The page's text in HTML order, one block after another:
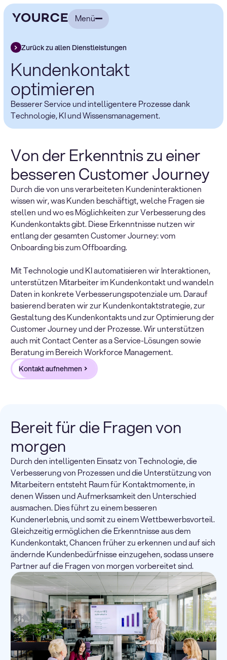
Menü
Zurück zu allen Dienstleistungen
Kundenkontakt
optimieren
Besserer Service und intelligentere Prozesse dank
Technologie, KI und Wissensmanagement.
Von der Erkenntnis zu einer
besseren Customer Journey
Durch die von uns verarbeiteten Kundeninteraktionen
wissen wir, was Kunden beschäftigt, welche Fragen sie
stellen und wo es Möglichkeiten zur Verbesserung des
Kundenkontakts gibt. Diese Erkenntnisse nutzen wir
entlang der gesamten Customer Journey: vom
Onboarding bis zum Offboarding.
Mit Technologie und KI automatisieren wir Interaktionen,
unterstützen Mitarbeiter im Kundenkontakt und wandeln
Daten in konkrete Verbesserungspotenziale um. Darauf
basierend beraten wir zur Kundenkontaktstrategie, zur
Gestaltung des Kundenkontakts und zur Optimierung der
Customer Journey und der Prozesse. Wir unterstützen
auch mit Contact Center as a Service-Lösungen sowie
Beratung im Bereich Workforce Management.
Kontakt aufnehmen
Bereit für die Fragen von
morgen
Durch den intelligenten Einsatz von Technologie, die
Verbesserung von Prozessen und die Unterstützung von
Mitarbeitern entsteht Raum für Kontaktmomente, in
denen Wissen und Aufmerksamkeit den Unterschied
ausmachen. Dies führt zu einem besseren
Kundenerlebnis, und somit zu einem Wettbewerbsvorteil.
Gleichzeitig ermöglichen die Erkenntnisse aus dem
Kundenkontakt, Chancen früher zu erkennen und auf sich
ändernde Kundenbedürfnisse einzugehen, sodass unsere
Partner auf die Fragen von morgen vorbereitet sind.